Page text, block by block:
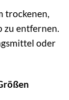
trockenen,
zu entfernen.
oder